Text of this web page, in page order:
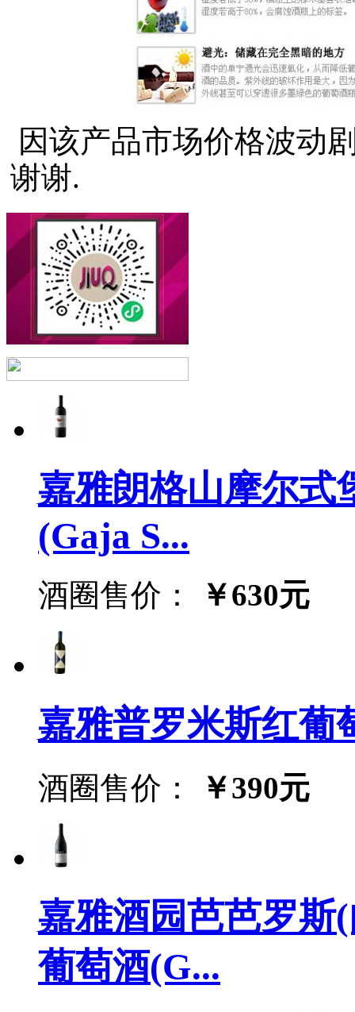
因该产品市场价格波动
谢谢.
嘉雅朗格山摩尔式
(Gaja S...
酒圈售价： ￥630元
嘉雅普罗米斯红葡
酒圈售价： ￥390元
嘉雅酒园芭芭罗斯
葡萄酒(G...